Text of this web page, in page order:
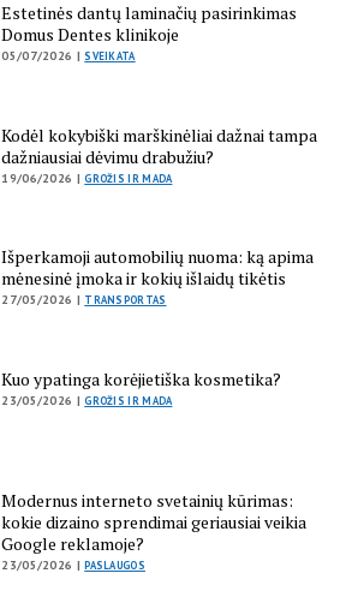
Estetinės dantų laminačių pasirinkimas
Domus Dentes klinikoje
05/07/2026 |SVEIKATA
Kodėl kokybiški marškinėliai dažnai tampa
dažniausiai dėvimu drabužiu?
19/06/2026 |GROŽIS IR MADA
Išperkamoji automobilių nuoma: ką apima
mėnesinė įmoka ir kokių išlaidų tikėtis
27/05/2026 | TRANSPORTAS
Kuo ypatinga korėjietiška kosmetika?
23/05/2026 |GROŽIS IR MADA
Modernus interneto svetainių kūrimas:
kokie dizaino sprendimai geriausiai veikia
Google reklamoje?
23/05/2026 |PASLAUGOS